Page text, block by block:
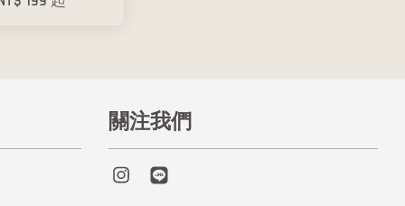
關注我們
Instagram